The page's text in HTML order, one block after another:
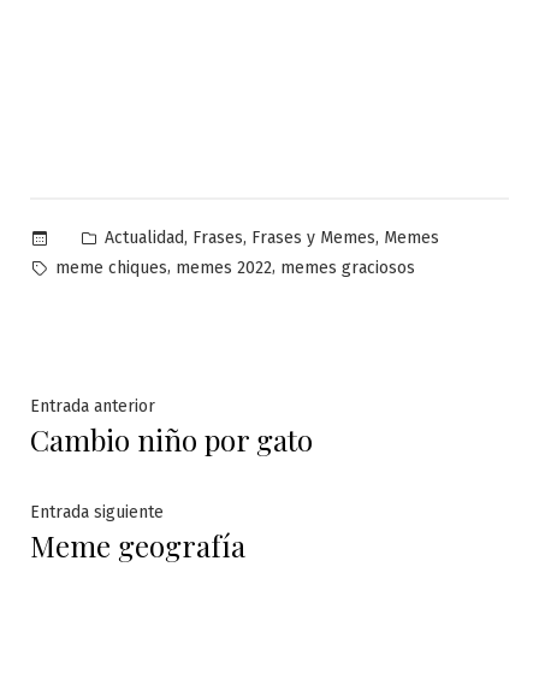
Publicado
en
Actualidad, Frases, Frases y Memes, Memes
Etiquetas:
meme chiques, memes 2022, memes graciosos
Navegación
de
entradas
Entrada anteriorEntrada
anterior:
Cambio niño por gato
Entrada siguiente
siguiente:
Meme geografía